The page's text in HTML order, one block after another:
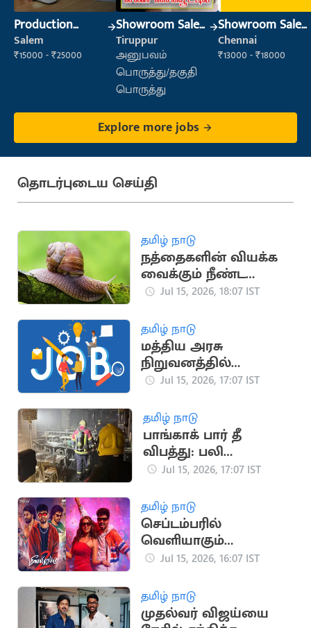
Production
Supervisor
Salem
₹15000 - ₹25000
Showroom Sales
Executive (Retail
Sales)
Tiruppur
அனுபவம்
பொருத்து/தகுதி
பொருத்து
Showroom Sales
Executive (Retail
Sales)
Chennai
₹13000 - ₹18000
Explore more jobs
தொடர்புடைய செய்தி
தமிழ் நாடு
நத்தைகளின் வியக்க
வைக்கும் நீண்ட
ஆயுள் கால
Jul 15, 2026, 18:07 IST
தமிழ் நாடு
மத்திய அரசு
நிறுவனத்தில்
வேலைவாய்ப்பு
Jul 15, 2026, 17:07 IST
தமிழ் நாடு
பாங்காக் பார் தீ
விபத்து: பலி
எண்ணிக்கை 32 ஆக
Jul 15, 2026, 17:07 IST
தமிழ் நாடு
செப்டம்பரில்
வெளியாகும்
ஹிப்ஹாப் ஆதியின்
Jul 15, 2026, 16:07 IST
தமிழ் நாடு
முதல்வர் விஜய்யை